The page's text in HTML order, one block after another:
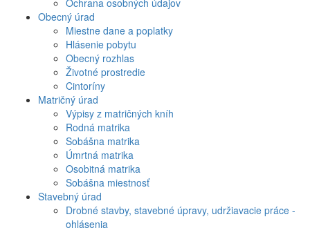
Obecný úrad
Miestne dane a poplatky
Hlásenie pobytu
Obecný rozhlas
Životné prostredie
Cintoríny
Matričný úrad
Výpisy z matričných kníh
Rodná matrika
Sobášna matrika
Úmrtná matrika
Osobitná matrika
Sobášna miestnosť
Stavebný úrad
Drobné stavby, stavebné úpravy, udržiavacie práce -
ohlásenia